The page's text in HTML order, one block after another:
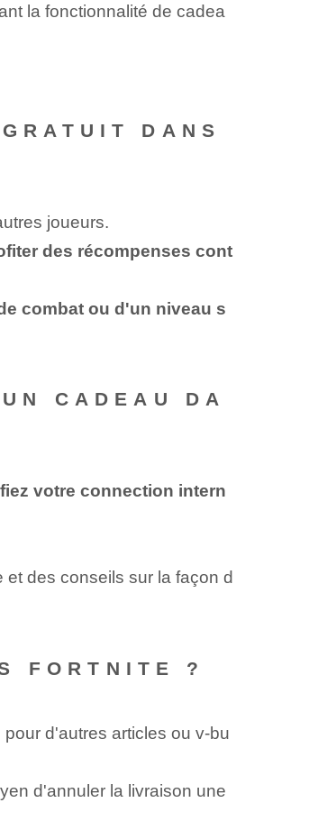
la fonctionnalité de cadea
DANS
joueurs.
des récompenses cont
combat ou d'un niveau s
CADEAU DA
votre connection intern
et des conseils sur la façon d
FORTNITE ?
pour d'autres articles ou v-bu
d'annuler la livraison⁢ une